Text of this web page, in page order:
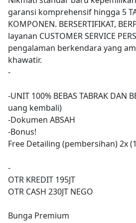
garansi komprehensif hingga 5
KOMPONEN. BERSERTIFIKAT,
layanan CUSTOMER SERVICE
pengalaman berkendara yang
khawatir.
-
-UNIT 100% BEBAS TABRAK DAN
uang kembali)
-Dokumen ABSAH
-Bonus!
Free Detailing (pembersihan) 2x
-
OTR KREDIT 195JT
OTR CASH 230JT NEGO
Bunga Premium